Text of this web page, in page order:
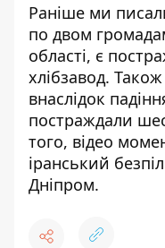
Раніше ми
по двом
області, є
хлібзавод.
внаслідок
постраждали
того, відео
іранський
Дніпром.